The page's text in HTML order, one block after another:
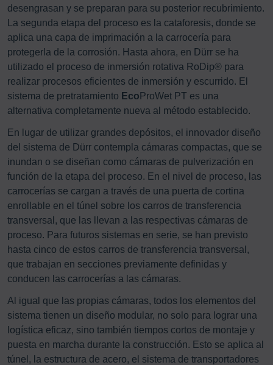
desengrasan y se preparan para su posterior recubrimiento.
La segunda etapa del proceso es la cataforesis, donde se
aplica una capa de imprimación a la carrocería para
protegerla de la corrosión. Hasta ahora, en Dürr se ha
utilizado el proceso de inmersión rotativa RoDip® para
realizar procesos eficientes de inmersión y escurrido. El
sistema de pretratamiento Eco ProWet PT es una
alternativa completamente nueva al método establecido.
En lugar de utilizar grandes depósitos, el innovador diseño
del sistema de Dürr contempla cámaras compactas, que se
inundan o se diseñan como cámaras de pulverización en
función de la etapa del proceso. En el nivel de proceso, las
carrocerías se cargan a través de una puerta de cortina
enrollable en el túnel sobre los carros de transferencia
transversal, que las llevan a las respectivas cámaras de
proceso. Para futuros sistemas en serie, se han previsto
hasta cinco de estos carros de transferencia transversal,
que trabajan en secciones previamente definidas y
conducen las carrocerías a las cámaras.
Al igual que las propias cámaras, todos los elementos del
sistema tienen un diseño modular, no solo para lograr una
logística eficaz, sino también tiempos cortos de montaje y
puesta en marcha durante la construcción. Esto se aplica al
túnel, la estructura de acero, el sistema de transportadores